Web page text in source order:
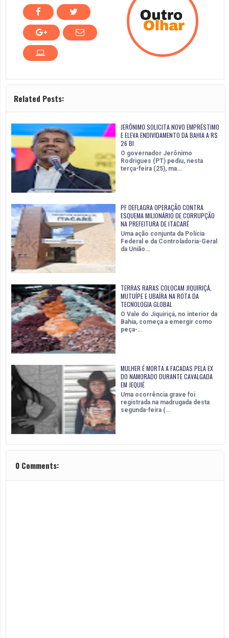
Related Posts:
JERÔNIMO SOLICITA NOVO EMPRÉSTIMO
E ELEVA ENDIVIDAMENTO DA BAHIA A R$
26 BI
O governador Jerônimo
Rodrigues (PT) pediu, nesta
terça-feira (25), ma…
PF DEFLAGRA OPERAÇÃO CONTRA
ESQUEMA MILIONÁRIO DE CORRUPÇÃO
NA PREFEITURA DE ITACARÉ
Uma ação conjunta da Polícia
Federal e da Controladoria-Geral
da União…
TERRAS RARAS COLOCAM JIQUIRIÇÁ,
MUTUÍPE E UBAÍRA NA ROTA DA
TECNOLOGIA GLOBAL
O Vale do Jiquiriçá, no interior da
Bahia, começa a emergir como
peça-…
MULHER É MORTA A FACADAS PELA EX
DO NAMORADO DURANTE CAVALGADA
EM JEQUIÉ
Uma ocorrência grave foi
registrada na madrugada desta
segunda-feira (…
0 Comments: